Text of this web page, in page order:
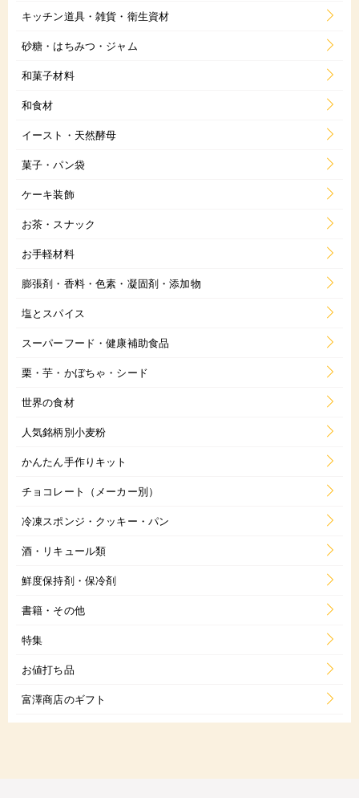
キッチン道具・雑貨・衛生資材
砂糖・はちみつ・ジャム
和菓子材料
和食材
イースト・天然酵母
菓子・パン袋
ケーキ装飾
お茶・スナック
お手軽材料
膨張剤・香料・色素・凝固剤・添加物
塩とスパイス
スーパーフード・健康補助食品
栗・芋・かぼちゃ・シード
世界の食材
人気銘柄別小麦粉
かんたん手作りキット
チョコレート（メーカー別）
冷凍スポンジ・クッキー・パン
酒・リキュール類
鮮度保持剤・保冷剤
書籍・その他
特集
お値打ち品
富澤商店のギフト